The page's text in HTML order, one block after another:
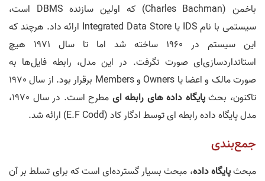
باخمن (Charles Bachman) که اولین سازنده DBMS است،
سیستمی با نام IDS یا Integrated Data Store ارائه داد. هرچند که
این سیستم در 1960 ساخته شد اما تا سال 1971 هیچ
استانداردسازی‌ای صورت نگرفت. در این مدل، رابطه فایل‌ها به
صورت مالک و اعضا یا Owners و Members برقرار بود. از سال 1970
تاکنون، بحثپایگاه داده های رابطه ای
مطرح است. در سال 1970،
مدل پایگاه داده رابطه ای توسط ادگار کاد (E.F Codd) ارائه شد.
جمع‌بندی
مبحثپایگاه داده، مبحث بسیار گسترده‌ای است که برای تسلط بر آن